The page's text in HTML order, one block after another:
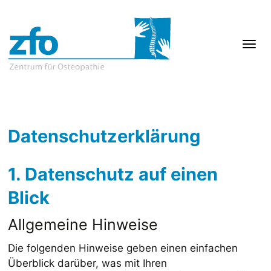
Datenschutzerklärung
1. Datenschutz auf einen
Blick
Allgemeine Hinweise
Die folgenden Hinweise geben einen einfachen
Überblick darüber, was mit Ihren